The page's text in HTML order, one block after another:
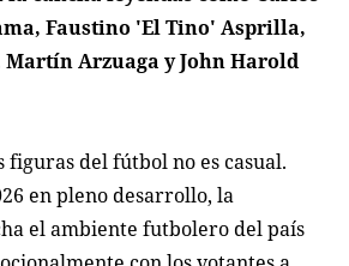
Faustino 'El Tino' Asprilla,
Arzuaga y John Harold
figuras del fútbol no es casual.
en pleno desarrollo, la
el ambiente futbolero del país